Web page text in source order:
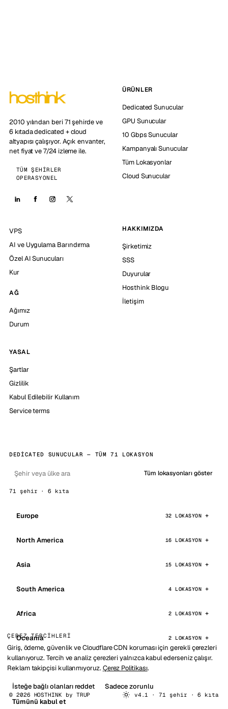
2010 yılından beri 71 şehirde ve
6 kıtada dedicated + cloud
altyapısı çalışıyor. Açık envanter,
net fiyat ve 7/24 izleme ile.
TÜM ŞEHIRLER
OPERASYONEL
ÜRÜNLER
Dedicated Sunucular
GPU Sunucular
10 Gbps Sunucular
Kampanyalı Sunucular
Tüm Lokasyonlar
Cloud Sunucular
VPS
AI ve Uygulama Barındırma
Özel AI Sunucuları
Kur
AĞ
Ağımız
Durum
HAKKIMIZDA
Şirketimiz
SSS
Duyurular
Hosthink Blogu
İletişim
YASAL
Şartlar
Gizlilik
Kabul Edilebilir Kullanım
Service terms
DEDICATED SUNUCULAR — TÜM 71 LOKASYON
Tüm lokasyonları göster
71 şehir · 6 kıta
Europe 32 LOKASYON
North America 16 LOKASYON
Asia 15 LOKASYON
South America 4 LOKASYON
Africa 2 LOKASYON
Oceania 2 LOKASYON
© 2026 HOSTHINK by TRUP v4.1 · 71 şehir · 6 kıta
ÇEREZ TERCIHLERI
Giriş, ödeme, güvenlik ve Cloudflare CDN koruması için gerekli çerezleri
kullanıyoruz. Tercih ve analiz çerezleri yalnızca kabul ederseniz çalışır.
Reklam takipçisi kullanmıyoruz. Çerez Politikası.
İsteğe bağlı olanları reddet
Sadece zorunlu
Tümünü kabul et